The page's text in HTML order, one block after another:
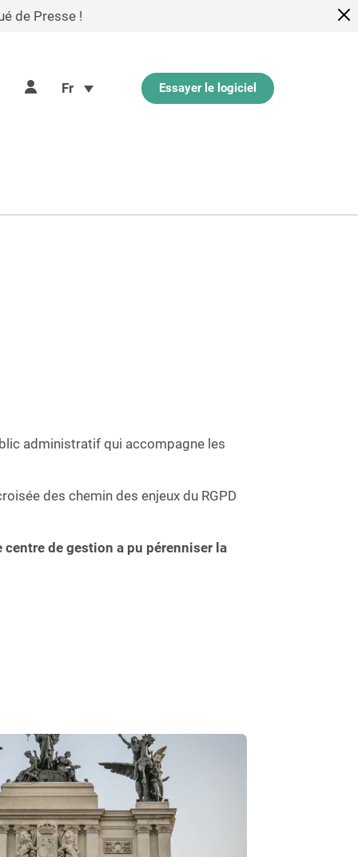
de Presse !
Fr Essayer le logiciel
administratif qui accompagne les
des chemin des enjeux du RGPD
de gestion a pu pérenniser la